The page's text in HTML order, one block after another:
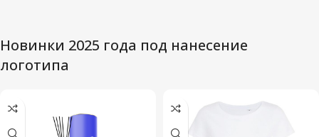
Новинки 2025 года под нанесение
логотипа